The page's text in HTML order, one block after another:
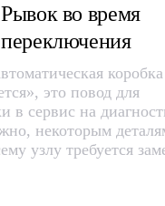
Рывок во время
переключения
коробка
это повод для
в сервис на
некоторым
узлу требуется